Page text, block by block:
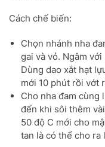
Cách chế biến:
Chọn nhánh nha
gai và vỏ. Ngâm
Dùng dao xắt hạt
mới 10 phút rồi vớt
Cho nha đam cùng
đến khi sôi thêm
50 độ C mới cho
tan là có thể cho ra